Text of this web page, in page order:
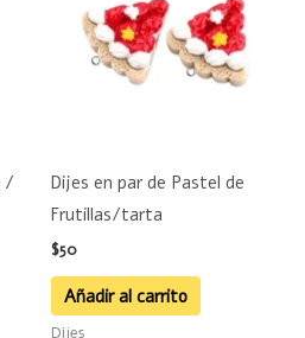
/
Dijes en par de Pastel de
Frutillas/tarta
$50
Añadir al carrito
Dijes